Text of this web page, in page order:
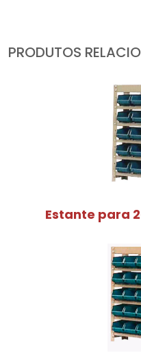
PRODUTOS
Estante para